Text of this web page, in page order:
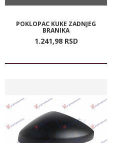
POKLOPAC KUKE ZADNJEG
BRANIKA
1.241,98 RSD